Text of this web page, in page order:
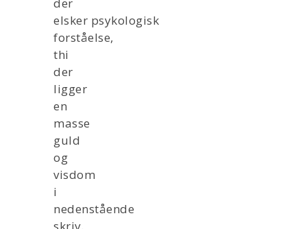
elsker psykologisk
forståelse,
thi
der
ligger
en
masse
guld
og
visdom
i
nedenstående
skriv.